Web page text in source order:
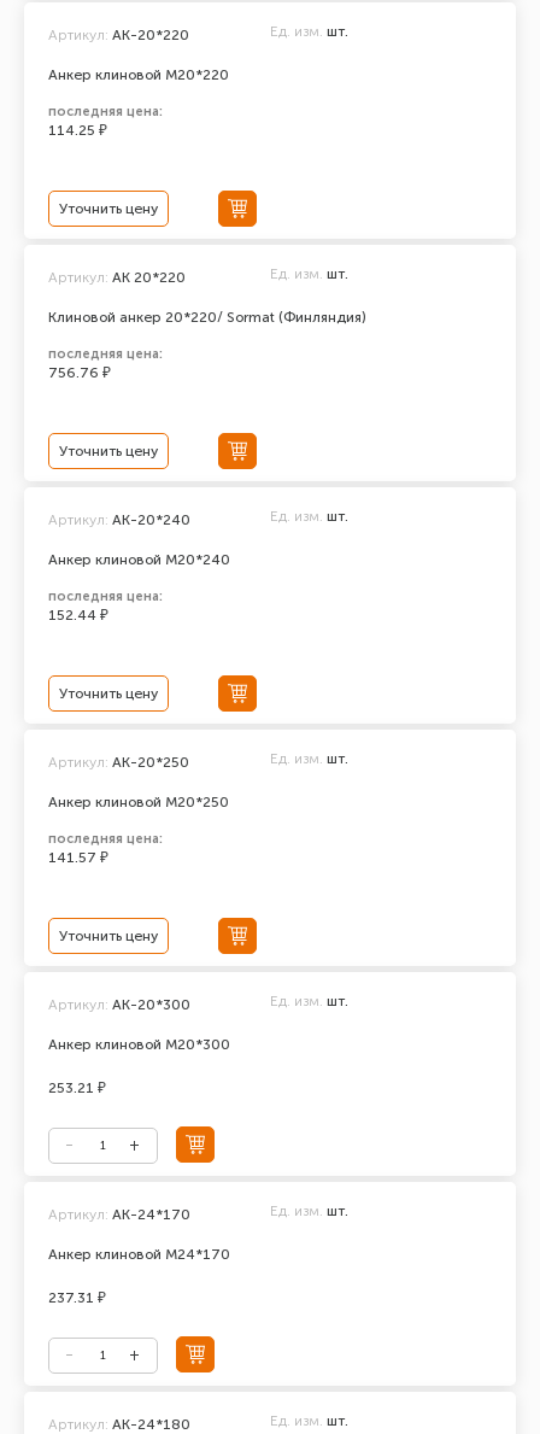
Анкер клиновой М20*220
Артикул: АК-20*220 Ед. изм. шт.
последняя цена:
114.25 ₽
Уточнить цену
Клиновой анкер 20*220/ Sormat (Финляндия)
Артикул: AK 20*220 Ед. изм. шт.
последняя цена:
756.76 ₽
Уточнить цену
Анкер клиновой М20*240
Артикул: АК-20*240 Ед. изм. шт.
последняя цена:
152.44 ₽
Уточнить цену
Анкер клиновой М20*250
Артикул: АК-20*250 Ед. изм. шт.
последняя цена:
141.57 ₽
Уточнить цену
Анкер клиновой М20*300
Артикул: АК-20*300 Ед. изм. шт.
253.21 ₽
Анкер клиновой М24*170
Артикул: АК-24*170 Ед. изм. шт.
237.31 ₽
Артикул: AK-24*180 Ед. изм. шт.